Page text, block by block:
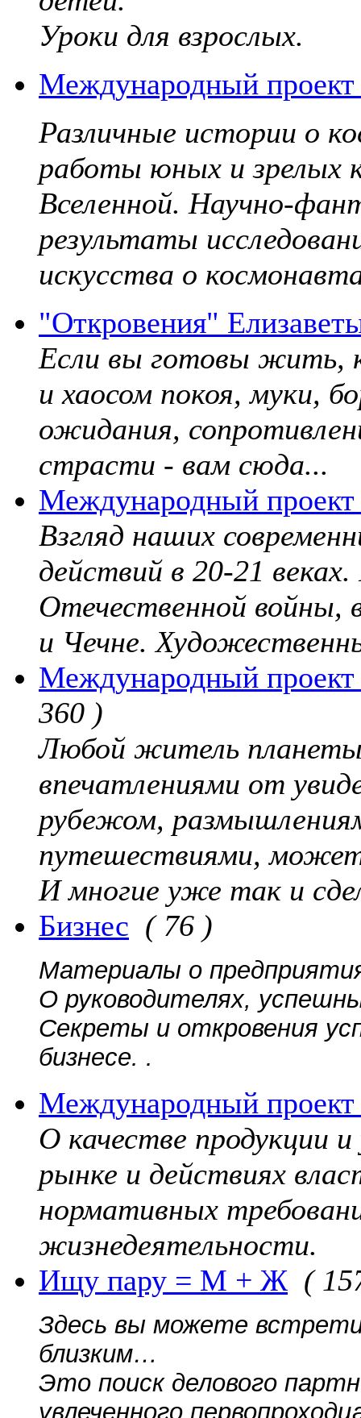
Уроки для взрослых.
Международный
Различные истории о
работы юных и зрелых
Вселенной. Научно-
результаты
искусства о
"Откровения"
Если вы готовы жить,
и хаосом покоя, муки,
ожидания,
страсти - вам сюда...
Международный
Взгляд наших
действий в 20-21
Отечественной войны,
и Чечне.
Международный
360 )
Любой житель
впечатлениями от
рубежом,
путешествиями,
И многие уже так и
Бизнес ( 76 )
Материалы о
О руководителях,
Секреты и откровения
бизнесе. .
Международный
О качестве продукции
рынке и действиях
нормативных
жизнедеятельности.
Ищу пару = М + Ж (
Здесь вы можете
близким…
Это поиск делового
увлеченного